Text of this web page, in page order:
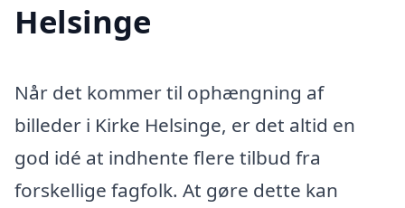
Helsinge
Når det kommer til ophængning af
billeder i Kirke Helsinge, er det altid en
god idé at indhente flere tilbud fra
forskellige fagfolk. At gøre dette kan